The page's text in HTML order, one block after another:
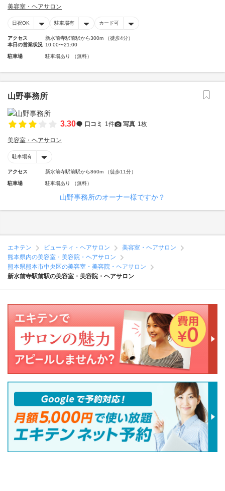
美容室・ヘアサロン
日祝OK 駐車場有 カード可
アクセス
新水前寺駅前駅から300m （徒歩4分）
本日の営業状況 10:00〜21:00
駐車場 駐車場あり （無料）
山野事務所
3.30 口コミ 1件 写真 1枚
美容室・ヘアサロン
駐車場有
アクセス 新水前寺駅前駅から860m （徒歩11分）
駐車場 駐車場あり （無料）
山野事務所のオーナー様ですか？
エキテン ビューティ・ヘアサロン
美容室・ヘアサロン
熊本県内の美容室・美容院・ヘアサロン
熊本県熊本市中央区の美容室・美容院・ヘアサロン
新水前寺駅前駅の美容室・美容院・ヘアサロン